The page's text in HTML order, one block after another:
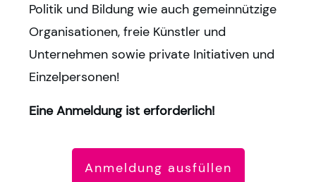
Politik und Bildung wie auch gemeinnützige
Organisationen, freie Künstler und
Unternehmen sowie private Initiativen und
Einzelpersonen!
Eine Anmeldung ist erforderlich!
Anmeldung ausfüllen